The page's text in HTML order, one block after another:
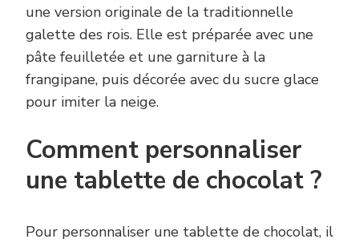
une version originale de la traditionnelle
galette des rois. Elle est préparée avec une
pâte feuilletée et une garniture à la
frangipane, puis décorée avec du sucre glace
pour imiter la neige.
Comment personnaliser
une tablette de chocolat ?
Pour personnaliser une tablette de chocolat, il